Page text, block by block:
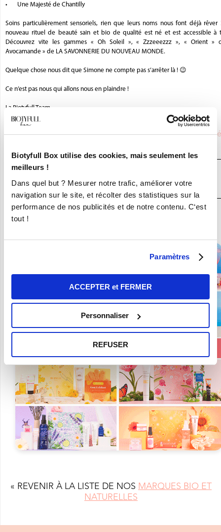
Biotyfull Box utilise des cookies, mais seulement les
meilleurs !
Dans quel but ? Mesurer notre trafic, améliorer votre
navigation sur le site, et récolter des statistiques sur la
performance de nos publicités et de notre contenu. C‘est
tout !
Paramètres
ACCEPTER et FERMER
Personnaliser
REFUSER
•
Une Majesté de Chantilly
Soins particulièrement sensoriels, rien que leurs noms nous font déjà rêver
nouveau rituel de beauté sain et bio de qualité est né et est accessible à
Découvrez vite les gammes « Oh Soleil », « Zzzeeezzz », « Orient »
Avocamande » de LA SAVONNERIE DU NOUVEAU MONDE.
Quelque chose nous dit que Simone ne compte pas s’arrêter là ! 😉
Ce n’est pas nous qui allons nous en plaindre !
La Biotyfull Team
Saviez-vous queLA SAVONNERIE DU NOUVEAU MONDE
JE DÉCOUVRE LA BOX BEAUTÉ BIO
N°1
En ce moment :
« REVENIR À LA LISTE DE NOS MARQUES BIO ET
NATURELLES